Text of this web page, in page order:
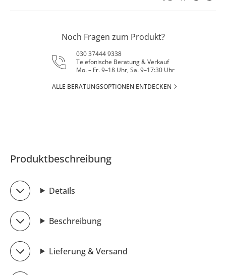
Noch Fragen zum Produkt?
030 37444 9338
Telefonische Beratung & Verkauf
Mo. – Fr. 9–18 Uhr, Sa. 9–17:30 Uhr
ALLE BERATUNGSOPTIONEN ENTDECKEN
Produktbeschreibung
Details
Beschreibung
Lieferung & Versand